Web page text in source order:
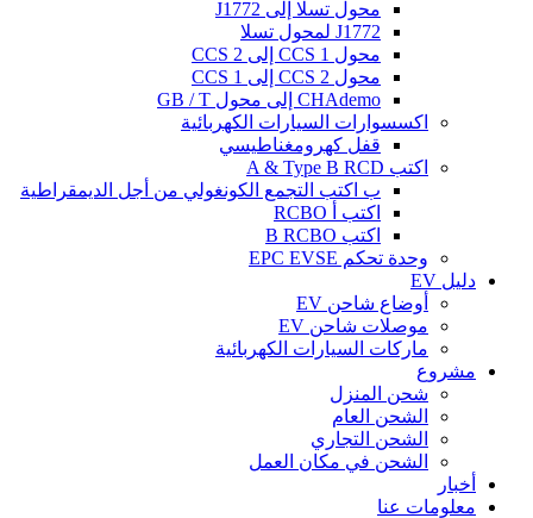
محول تسلا إلى J1772
J1772 لمحول تسلا
محول CCS 1 إلى CCS 2
محول CCS 2 إلى CCS 1
CHAdemo إلى محول GB / T
اكسسوارات السيارات الكهربائية
قفل كهرومغناطيسي
اكتب A & Type B RCD
ب اكتب التجمع الكونغولي من أجل الديمقراطية
اكتب أ RCBO
اكتب B RCBO
وحدة تحكم EPC EVSE
دليل EV
أوضاع شاحن EV
موصلات شاحن EV
ماركات السيارات الكهربائية
مشروع
شحن المنزل
الشحن العام
الشحن التجاري
الشحن في مكان العمل
أخبار
معلومات عنا